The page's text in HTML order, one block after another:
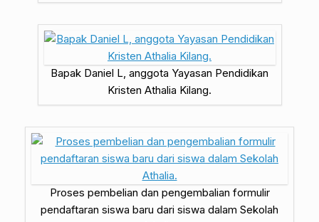
Bapak Daniel L, anggota Yayasan Pendidikan
Kristen Athalia Kilang.
Proses pembelian dan pengembalian formulir
pendaftaran siswa baru dari siswa dalam Sekolah